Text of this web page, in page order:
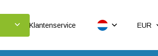
Klantenservice EUR